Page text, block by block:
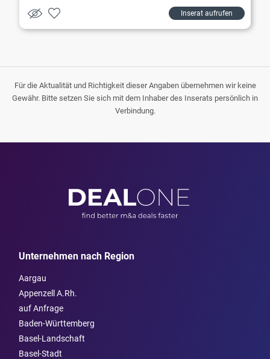
Inserat aufrufen
Für die Aktualität und Richtigkeit dieser Angaben übernehmen wir keine
Gewähr. Bitte setzen Sie sich mit dem Inhaber des Inserats persönlich in
Verbindung.
Unternehmen nach Region
Aargau
Appenzell A.Rh.
auf Anfrage
Baden-Württemberg
Basel-Landschaft
Basel-Stadt